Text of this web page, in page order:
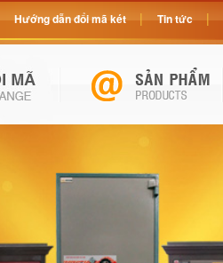
Hướng dẫn đổi mã két Tin tức